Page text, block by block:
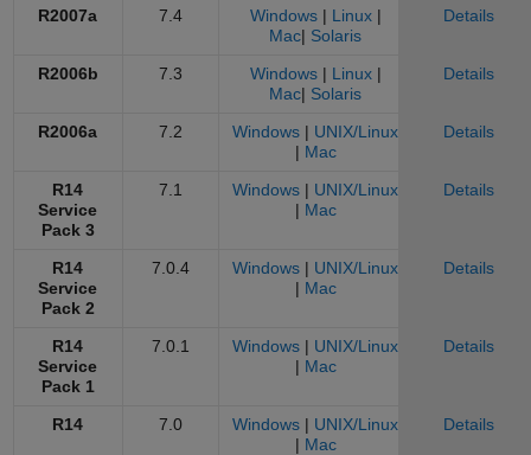
R2007a 7.4 Windows| Linux|
Mac| Solaris
Details
R2006b 7.3 Windows| Linux|
Mac| Solaris
Details
R2006a 7.2 Windows | UNIX/Linux
| Mac
Details
R14
Service
Pack 3
7.1 Windows | UNIX/Linux
| Mac
Details
R14
Service
Pack 2
7.0.4 Windows | UNIX/Linux
| Mac
Details
R14
Service
Pack 1
7.0.1 Windows | UNIX/Linux
| Mac
Details
R14 7.0 Windows | UNIX/Linux
| Mac
Details